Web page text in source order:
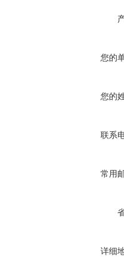
您的
您的
联系
常用
详细